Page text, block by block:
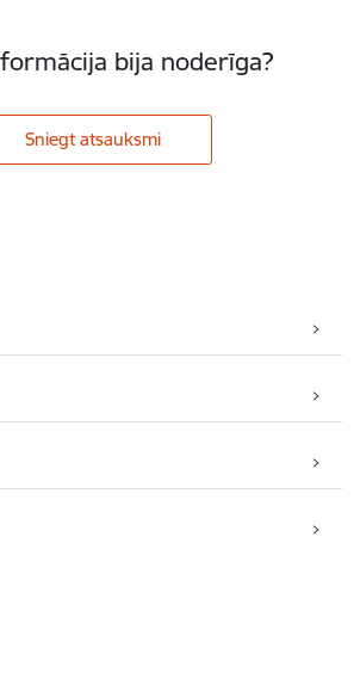
bija noderīga?
Sniegt atsauksmi